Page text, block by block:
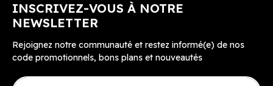
INSCRIVEZ-VOUS À NOTRE
NEWSLETTER
Rejoignez notre communauté et restez informé(e) de nos
code promotionnels, bons plans et nouveautés